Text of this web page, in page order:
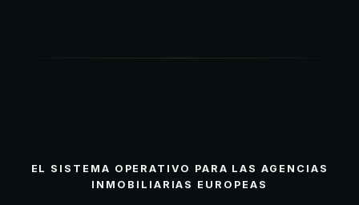
EL SISTEMA OPERATIVO PARA LAS AGENCIAS
INMOBILIARIAS EUROPEAS